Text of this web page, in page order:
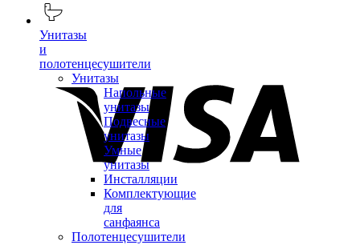
Унитазы
и
полотенцесушители
Унитазы
Напольные
унитазы
Подвесные
унитазы
Умные
унитазы
Инсталляции
Комплектующие
для
санфаянса
Полотенцесушители